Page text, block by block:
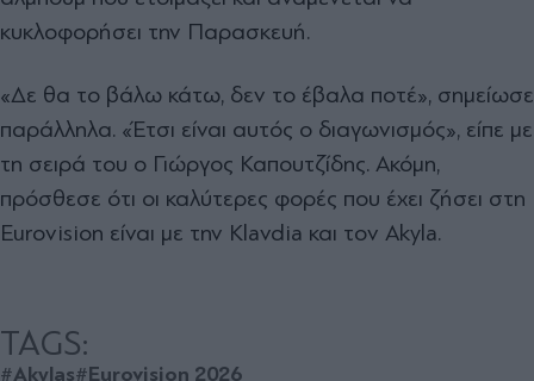
κυκλοφορήσει την Παρασκευή.
«Δε θα το βάλω κάτω, δεν το έβαλα ποτέ», σημείωσε
παράλληλα. «Έτσι είναι αυτός ο διαγωνισμός», είπε με
τη σειρά του ο Γιώργος Καπουτζίδης. Ακόμη,
πρόσθεσε ότι οι καλύτερες φορές που έχει ζήσει στη
Eurovision είναι με την Klavdia και τον Akyla.
TAGS:
#Akylas#Eurovision 2026